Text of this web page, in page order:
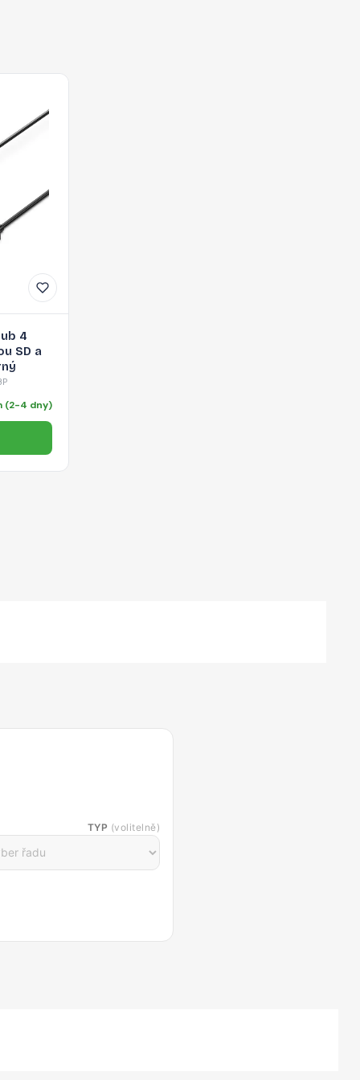
4
SD a
(2-4 dny)
TYP (volitelně)